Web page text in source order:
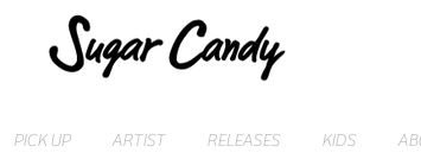
PICK UP ARTIST RELEASES KIDS